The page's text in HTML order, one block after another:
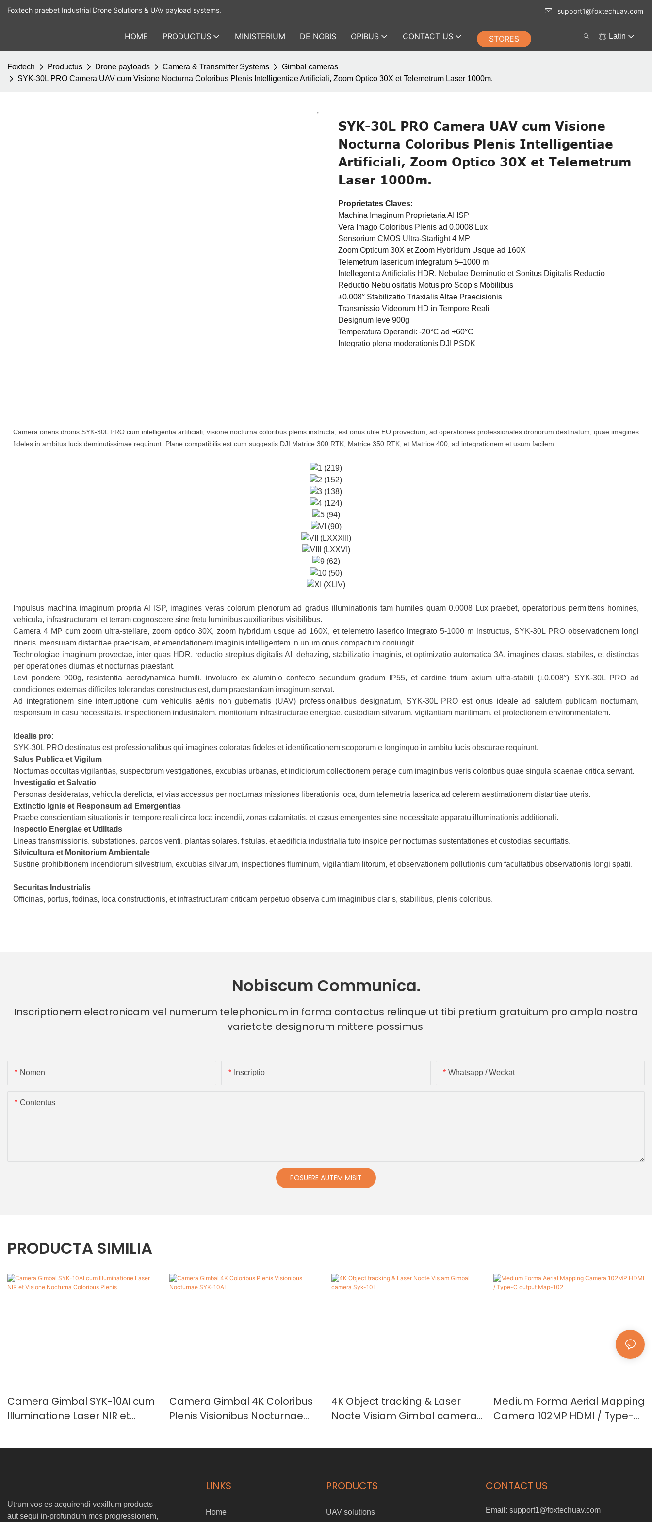
Foxtech praebet Industrial Drone Solutions & UAV payload systems. support1@foxtechuav.com
HOME PRODUCTUS MINISTERIUM DE NOBIS OPIBUS CONTACT US STORES Latin
Foxtech Productus Drone payloads Camera & Transmitter Systems
Gimbal cameras
SYK-30L PRO Camera UAV cum Visione Nocturna Coloribus Plenis Intelligentiae Artificiali, Zoom Optico 30X et Telemetrum Laser 1000m.
SYK-30L PRO Camera UAV cum Visione
Nocturna Coloribus Plenis Intelligentiae
Artificiali, Zoom Optico 30X et Telemetrum
Laser 1000m.
Proprietates Claves:
Machina Imaginum Proprietaria AI ISP
Vera Imago Coloribus Plenis ad 0.0008 Lux
Sensorium CMOS Ultra-Starlight 4 MP
Zoom Opticum 30X et Zoom Hybridum Usque ad 160X
Telemetrum lasericum integratum 5–1000 m
Intellegentia Artificialis HDR, Nebulae Deminutio et Sonitus Digitalis Reductio
Reductio Nebulositatis Motus pro Scopis Mobilibus
±0.008° Stabilizatio Triaxialis Altae Praecisionis
Transmissio Videorum HD in Tempore Reali
Designum leve 900g
Temperatura Operandi: -20°C ad +60°C
Integratio plena moderationis DJI PSDK
Camera oneris dronis SYK-30L PRO cum intelligentia artificiali, visione nocturna coloribus plenis instructa, est onus utile EO provectum, ad operationes professionales dronorum destinatum, quae imagines
fideles in ambitus lucis deminutissimae requirunt. Plane compatibilis est cum suggestis DJI Matrice 300 RTK, Matrice 350 RTK, et Matrice 400, ad integrationem et usum facilem.
Impulsus machina imaginum propria AI ISP, imagines veras colorum plenorum ad gradus illuminationis tam humiles quam 0.0008 Lux praebet, operatoribus permittens homines,
vehicula, infrastructuram, et terram cognoscere sine fretu luminibus auxiliaribus visibilibus.
Camera 4 MP cum zoom ultra-stellare, zoom optico 30X, zoom hybridum usque ad 160X, et telemetro laserico integrato 5-1000 m instructus, SYK-30L PRO observationem longi
itineris, mensuram distantiae praecisam, et emendationem imaginis intelligentem in unum onus compactum coniungit.
Technologiae imaginum provectae, inter quas HDR, reductio strepitus digitalis AI, dehazing, stabilizatio imaginis, et optimizatio automatica 3A, imagines claras, stabiles, et distinctas
per operationes diurnas et nocturnas praestant.
Levi pondere 900g, resistentia aerodynamica humili, involucro ex aluminio confecto secundum gradum IP55, et cardine trium axium ultra-stabili (±0.008°), SYK-30L PRO ad
condiciones externas difficiles tolerandas constructus est, dum praestantiam imaginum servat.
Ad integrationem sine interruptione cum vehiculis aëriis non gubernatis (UAV) professionalibus designatum, SYK-30L PRO est onus ideale ad salutem publicam nocturnam,
responsum in casu necessitatis, inspectionem industrialem, monitorium infrastructurae energiae, custodiam silvarum, vigilantiam maritimam, et protectionem environmentalem.
Idealis pro:
SYK-30L PRO destinatus est professionalibus qui imagines coloratas fideles et identificationem scoporum e longinquo in ambitu lucis obscurae requirunt.
Salus Publica et Vigilum
Nocturnas occultas vigilantias, suspectorum vestigationes, excubias urbanas, et indiciorum collectionem perage cum imaginibus veris coloribus quae singula scaenae critica servant.
Investigatio et Salvatio
Personas desideratas, vehicula derelicta, et vias accessus per nocturnas missiones liberationis loca, dum telemetria laserica ad celerem aestimationem distantiae uteris.
Extinctio Ignis et Responsum ad Emergentias
Praebe conscientiam situationis in tempore reali circa loca incendii, zonas calamitatis, et casus emergentes sine necessitate apparatu illuminationis additionali.
Inspectio Energiae et Utilitatis
Lineas transmissionis, substationes, parcos venti, plantas solares, fistulas, et aedificia industrialia tuto inspice per nocturnas sustentationes et custodias securitatis.
Silvicultura et Monitorium Ambientale
Sustine prohibitionem incendiorum silvestrium, excubias silvarum, inspectiones fluminum, vigilantiam litorum, et observationem pollutionis cum facultatibus observationis longi spatii.
Securitas Industrialis
Officinas, portus, fodinas, loca constructionis, et infrastructuram criticam perpetuo observa cum imaginibus claris, stabilibus, plenis coloribus.
Nobiscum Communica.
Inscriptionem electronicam vel numerum telephonicum in forma contactus relinque ut tibi pretium gratuitum pro ampla nostra
varietate designorum mittere possimus.
Nomen Inscriptio Whatsapp / Weckat
Contentus
POSUERE AUTEM MISIT
PRODUCTA SIMILIA
Camera Gimbal SYK-10AI cum
Illuminatione Laser NIR et
Plenis
Camera Gimbal 4K Coloribus
Plenis Visionibus Nocturnae
4K Object tracking & Laser
Nocte Visiam Gimbal camera
Medium Forma Aerial Mapping
Camera 102MP HDMI / Type-C
Utrum vos es acquirendi vexillum products
aut sequi in-profundum mos progressionem,
LINKS
Home
PRODUCTS
UAV solutions
CONTACT US
Email: support1@foxtechuav.com